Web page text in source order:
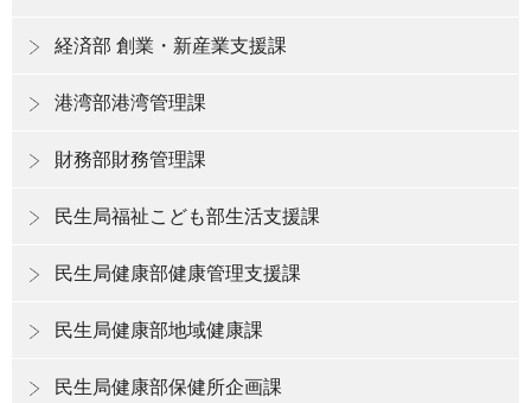
経済部 創業・新産業支援課
港湾部港湾管理課
財務部財務管理課
民生局福祉こども部生活支援課
民生局健康部健康管理支援課
民生局健康部地域健康課
民生局健康部保健所企画課